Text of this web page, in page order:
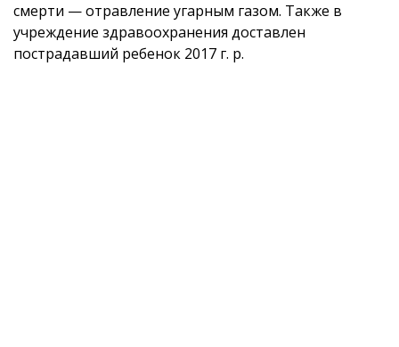
смерти — отравление угарным газом. Также в
учреждение здравоохранения доставлен
пострадавший ребенок 2017 г. р.